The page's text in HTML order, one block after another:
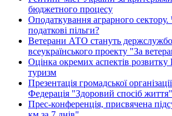
бюджетного процесу
Оподаткування аграрного сектору.
податкові пільги?
Ветерани АТО стануть
всеукраїнського проекту "За
Оцінка окремих аспектів
туризм
Презентація громадської
Федерація "Здоровий спосіб життя"
Прес-конференція, присвячена